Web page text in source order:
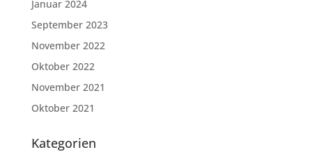
Januar 2024
September 2023
November 2022
Oktober 2022
November 2021
Oktober 2021
Kategorien